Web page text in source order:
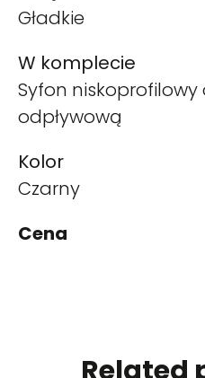
Gładkie
W komplecie
Syfon
odpływową
Kolor
Czarny
Cena